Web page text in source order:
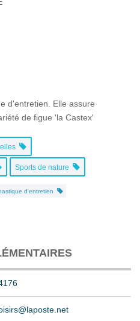
d'entretien. Elle assure
de figue 'la Castex'
Sports de nature
d'entretien